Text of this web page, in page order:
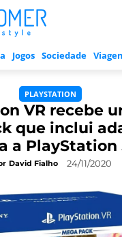
Jogos Sociedade
PLAYSTATION
VR recebe
que inclui
a PlayStation
David Fialho 24/11/2020